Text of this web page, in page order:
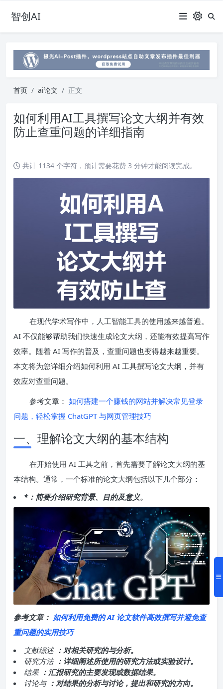
智创AI
首页 ai论文 正文
如何利用AI工具撰写论文大纲并有效
防止查重问题的详细指南
共计 1134 个字符，预计需要花费 3 分钟才能阅读完成。
在现代学术写作中，人工智能工具的使用越来越普遍。
AI 不仅能够帮助我们快速生成论文大纲，还能有效提高写作
效率。随着 AI 写作的普及，查重问题也变得越来越重要。
本文将为您详细介绍如何利用 AI 工具撰写论文大纲，并有
效应对查重问题。
参考文章： 如何搭建一个赚钱的网站并解决常见登录
问题，轻松掌握 ChatGPT 与网页管理技巧
一、理解论文大纲的基本结构
在开始使用 AI 工具之前，首先需要了解论文大纲的基
本结构。通常，一个标准的论文大纲包括以下几个部分：
*：简要介绍研究背景、目的及意义。
参考文章： 如何利用免费的 AI 论文软件高效撰写并避免查
重问题的实用技巧
文献综述 ：对相关研究的与分析。
研究方法 ：详细阐述所使用的研究方法或实验设计。
结果 ：汇报研究的主要发现或数据结果。
讨论与 ：对结果的分析与讨论，提出和研究的方向。